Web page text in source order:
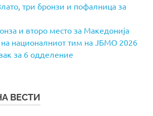
три бронзи и пофалница за
и второ место за Македонија
на националниот тим на ЈБМО 2026
за 6 одделение
ВЕСТИ